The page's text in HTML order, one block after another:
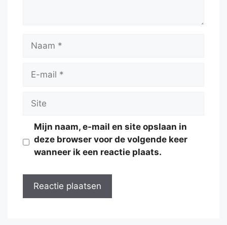
Naam
Site
Mijn naam, e-mail en site opslaan in
deze browser voor de volgende keer
wanneer ik een reactie plaats.